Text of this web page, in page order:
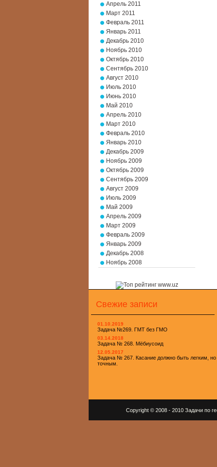
Апрель 2011
Март 2011
Февраль 2011
Январь 2011
Декабрь 2010
Ноябрь 2010
Октябрь 2010
Сентябрь 2010
Август 2010
Июль 2010
Июнь 2010
Май 2010
Апрель 2010
Март 2010
Февраль 2010
Январь 2010
Декабрь 2009
Ноябрь 2009
Октябрь 2009
Сентябрь 2009
Август 2009
Июль 2009
Май 2009
Апрель 2009
Март 2009
Февраль 2009
Январь 2009
Декабрь 2008
Ноябрь 2008
Свежие записи
01.10.2019
Задача №269. ГМТ без ГМО
03.14.2018
Задача № 268. Мёбиусоид
12.05.2017
Задача № 267. Касание должно быть легким, но
точным.
Copyright © 2008 - 2010 Задачи по